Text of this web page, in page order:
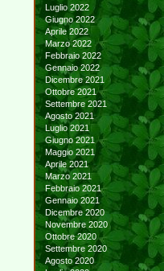
Luglio 2022
Giugno 2022
Aprile 2022
Marzo 2022
Febbraio 2022
Gennaio 2022
Dicembre 2021
Ottobre 2021
Settembre 2021
Agosto 2021
Luglio 2021
Giugno 2021
Maggio 2021
Aprile 2021
Marzo 2021
Febbraio 2021
Gennaio 2021
Dicembre 2020
Novembre 2020
Ottobre 2020
Settembre 2020
Agosto 2020